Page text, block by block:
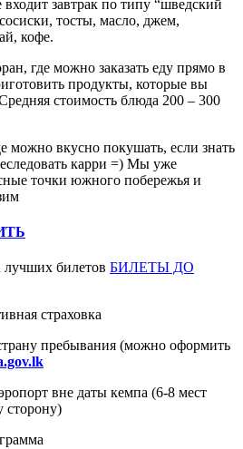
завтрак по типу “шведский
тосты, масло, джем,
кофе.
где можно заказать еду прямо в
продукты, которые вы
стоимость блюда 200 – 300
можно вкусно покушать, если знать
карри =) Мы уже
точки южного побережья и
лучших билетов БИЛЕТЫ ДО
страховка
пребывания (можно оформить
вне даты кемпа (6-8 мест
сторону)